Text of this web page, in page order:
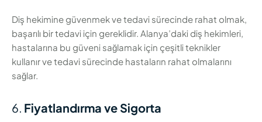
Diş hekimine güvenmek ve tedavi sürecinde rahat olmak,
başarılı bir tedavi için gereklidir. Alanya’daki diş hekimleri,
hastalarına bu güveni sağlamak için çeşitli teknikler
kullanır ve tedavi sürecinde hastaların rahat olmalarını
sağlar.
6. Fiyatlandırma ve Sigorta